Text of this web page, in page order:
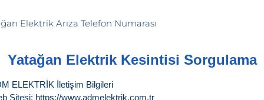
Yatağan Elektrik Kesintisi Sorgulama
ELEKTRİK İletişim Bilgileri
Sitesi: https://www.admelektrik.com.tr